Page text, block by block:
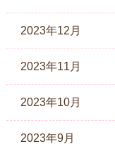
2023年12月
2023年11月
2023年10月
2023年9月